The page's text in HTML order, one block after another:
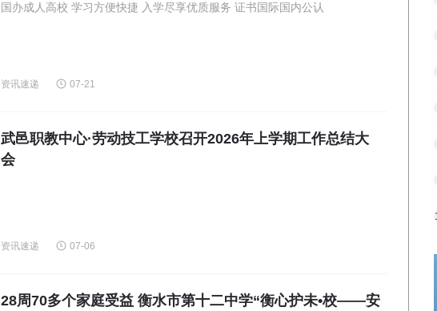
国办成人高校 学习方便快捷 入学尽享优质服务 证书国际国内公认
资讯速递 07-21
武邑职教中心·劳动技工学校召开2026年上学期工作总结大
会
资讯速递 07-06
28周70多个家庭受益 衡水市第十二中学“衡心护未•校——安